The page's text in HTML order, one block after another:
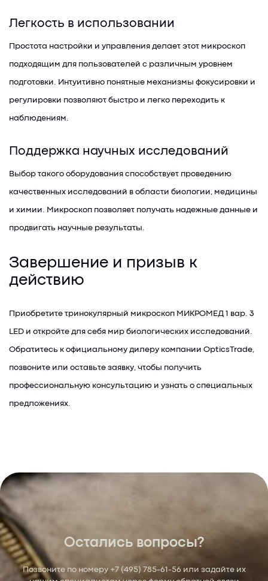
Легкость в использовании
Простота настройки и управления делает этот микроскоп
подходящим для пользователей с различным уровнем
подготовки. Интуитивно понятные механизмы фокусировки и
регулировки позволяют быстро и легко переходить к
наблюдениям.
Поддержка научных исследований
Выбор такого оборудования способствует проведению
качественных исследований в области биологии, медицины
и химии. Микроскоп позволяет получать надежные данные и
продвигать научные результаты.
Завершение и призыв к
действию
Приобретите тринокулярный микроскоп МИКРОМЕД 1 вар. 3
LED и откройте для себя мир биологических исследований.
Обратитесь к официальному дилеру компании OpticsTrade,
позвоните или оставьте заявку, чтобы получить
профессиональную консультацию и узнать о специальных
предложениях.
Остались вопросы?
Позвоните по номеру +7 (495) 785-61-56 или задайте их